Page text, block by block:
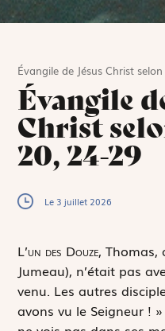
Évangile de Jésus Christ
Évangile
Christ
20, 24-29
Le 3 juillet 2026
L’un des Douze, Thomas,
Jumeau), n’était pas
venu. Les autres
avons vu le Seigneur !